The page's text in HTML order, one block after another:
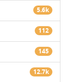
5.6k
112
145
12.7k